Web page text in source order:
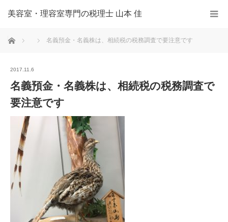
美容室・理容室専門の税理士 山本 佳
ホーム 名義預金・名義株は、相続税の税務調査で要注意です
2017.11.6
名義預金・名義株は、相続税の税務調査で
要注意です